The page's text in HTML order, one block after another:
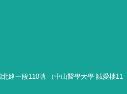
路一段110號 （中山醫學大學 誠愛樓11